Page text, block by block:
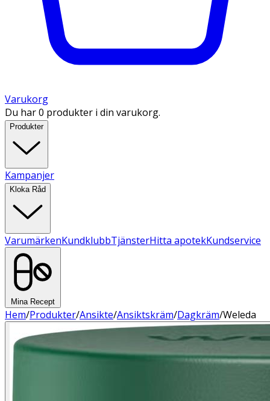
Varukorg
Du har 0 produkter i din varukorg.
Produkter
Kampanjer
Kloka Råd
VarumärkenKundklubbTjänsterHitta apotekKundservice
Mina Recept
Hem/Produkter/Ansikte/Ansiktskräm/Dagkräm/Weleda